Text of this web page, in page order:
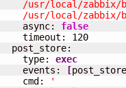
/usr/local/zabbix/
/usr/local/zabbix/
async: false
    timeout:
120
  post_store:
    type:
exec
    events:
[post_store
    cmd:
'